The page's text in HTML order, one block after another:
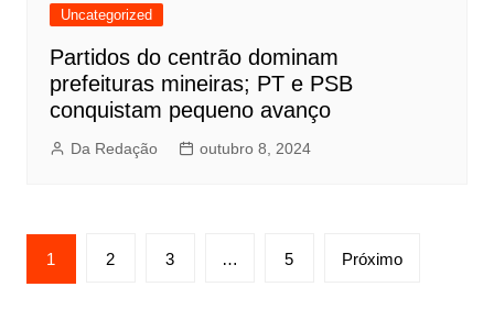
Uncategorized
Partidos do centrão dominam
prefeituras mineiras; PT e PSB
conquistam pequeno avanço
Da Redação outubro 8, 2024
Paginação
de
1 2 3 … 5 Próximo